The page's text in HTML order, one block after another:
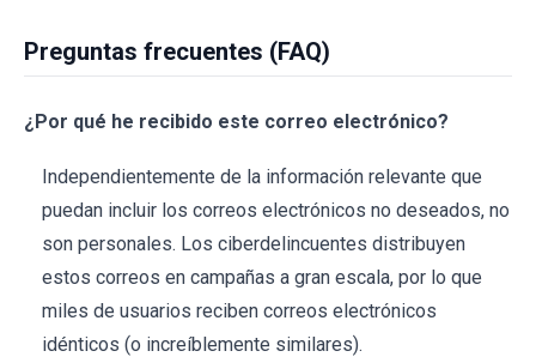
Preguntas frecuentes (FAQ)
¿Por qué he recibido este correo electrónico?
Independientemente de la información relevante que
puedan incluir los correos electrónicos no deseados, no
son personales. Los ciberdelincuentes distribuyen
estos correos en campañas a gran escala, por lo que
miles de usuarios reciben correos electrónicos
idénticos (o increíblemente similares).